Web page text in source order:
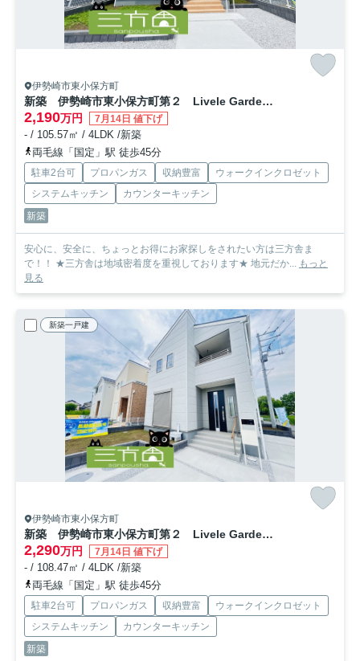
伊勢崎市東小保方町
新築 伊勢崎市東小保方町第２ Livele Garden.S 6号棟
2,190万円 7月14日 値下げ
- / 105.57㎡ / 4LDK /新築
両毛線「国定」駅 徒歩45分
駐車2台可 プロパンガス 収納豊富
ウォークインクロゼット
システムキッチン
カウンターキッチン
新築
安心に、安全に、ちょっとお得にお家探しをされたい方は三方舎ま
で！！ ★三方舎は地域密着度を重視しております★ 地元だか... もっと
見る
新築一戸建
伊勢崎市東小保方町
新築 伊勢崎市東小保方町第２ Livele Garden.S 7号棟
2,290万円 7月14日 値下げ
- / 108.47㎡ / 4LDK /新築
両毛線「国定」駅 徒歩45分
駐車2台可 プロパンガス 収納豊富
ウォークインクロゼット
システムキッチン
カウンターキッチン
新築